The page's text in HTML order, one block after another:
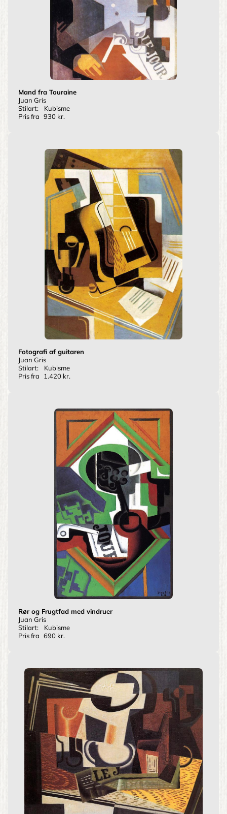
Mand fra Touraine
Juan Gris
Stilart:
Kubisme
Pris fra 930 kr.
Fotografi af guitaren
Juan Gris
Stilart:
Kubisme
Pris fra
1.420 kr.
Rør og Frugtfad med vindruer
Juan Gris
Stilart:
Kubisme
Pris fra 690 kr.